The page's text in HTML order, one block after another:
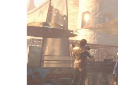
Vault-Tec Workshop:
realizar experimentos en
Nuka-World:
saqueadores y ofrece
En resumen, Fallout 4
juego base y todos los